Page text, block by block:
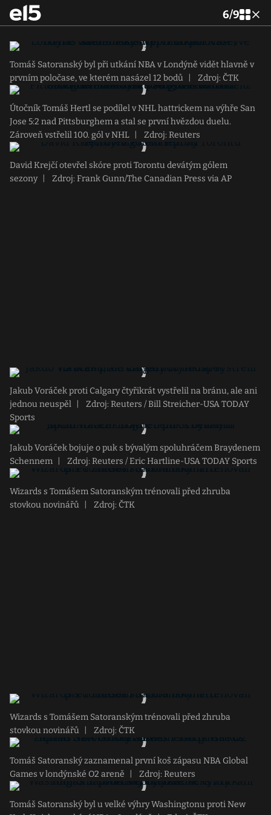
6/9
Tomáš Satoranský byl při utkání NBA v Londýně vidět hlavně v
prvním poločase, ve kterém nasázel 12 bodů
Zdroj: ČTK
Útočník Tomáš Hertl se podílel v NHL hattrickem na výhře San
Jose 5:2 nad Pittsburghem a stal se první hvězdou duelu.
Zároveň vstřelil 100. gól v NHL
Zdroj: Reuters
David Krejčí otevřel skóre proti Torontu devátým gólem
sezony
Zdroj: Frank Gunn/The Canadian Press via AP
Jakub Voráček proti Calgary čtyřikrát vystřelil na bránu, ale ani
jednou neuspěl
Zdroj: Reuters / Bill Streicher-USA TODAY
Sports
Jakub Voráček bojuje o puk s bývalým spoluhráčem Braydenem
Schennem
Zdroj: Reuters / Eric Hartline-USA TODAY Sports
Wizards s Tomášem Satoranským trénovali před zhruba
stovkou novinářů
Zdroj: ČTK
Wizards s Tomášem Satoranským trénovali před zhruba
stovkou novinářů
Zdroj: ČTK
Tomáš Satoranský zaznamenal první koš zápasu NBA Global
Games v londýnské O2 areně
Zdroj: Reuters
Tomáš Satoranský byl u velké výhry Washingtonu proti New